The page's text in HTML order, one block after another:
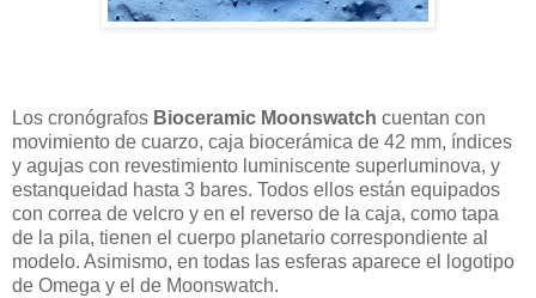
Los cronógrafos Bioceramic Moonswatch cuentan con
movimiento de cuarzo, caja biocerámica de 42 mm, índices
y agujas con revestimiento luminiscente superluminova, y
estanqueidad hasta 3 bares. Todos ellos están equipados
con correa de velcro y en el reverso de la caja, como tapa
de la pila, tienen el cuerpo planetario correspondiente al
modelo. Asimismo, en todas las esferas aparece el logotipo
de Omega y el de Moonswatch.